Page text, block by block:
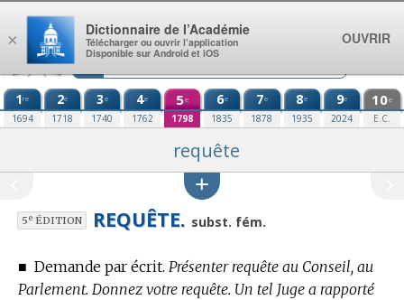
Aller au contenu
1re
1694
2e
1718
3e
1740
4e
1762
5e
1798
6e
1835
7e
1878
8e
1935
9e
2024
10e
E.C.
requête
5eÉDITION REQUÊTE. subst. fém.
■ Demande par écrit. Présenter requête au Conseil, au
Parlement. Donnez votre requête. Un tel Juge a rapporté
×
Dictionnaire de l’Académie
Télécharger ou ouvrir l’application
Disponible sur Android et iOS
OUVRIR